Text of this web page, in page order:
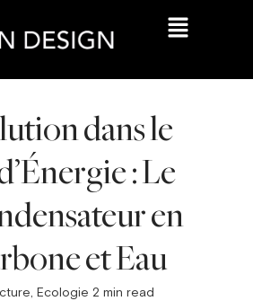
dans le
: Le
en
et Eau
Ecologie 2 min read